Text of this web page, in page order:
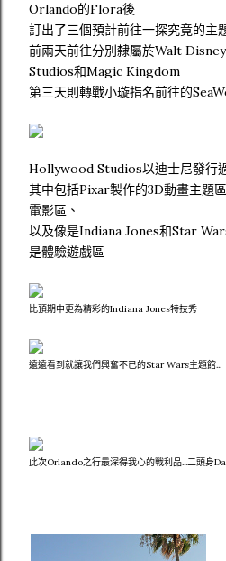
Orlando的Flora後
訂出了三個預計前往一探究竟的主
前兩天前往分別隸屬於Walt
Studios和Magic Kingdom
第三天則轉戰小璇指名前往的
Hollywood Studios以迪士尼發行
其中包括Pixar製作的3D動畫主題
電影區、
以及像是Indiana Jones和Star
是體驗遊戲區
比預期中更為精彩的Indiana Jones特技秀
遠遠看到就讓我們興奮不已的Star Wars主題館...
此次Orlando之行最深得我心的戰利品...二頭身